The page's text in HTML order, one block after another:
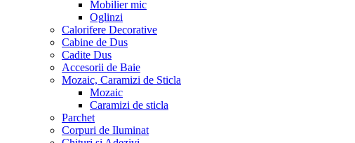
Mobilier mic
Oglinzi
Calorifere Decorative
Cabine de Dus
Cadite Dus
Accesorii de Baie
Mozaic, Caramizi de Sticla
Mozaic
Caramizi de sticla
Parchet
Corpuri de Iluminat